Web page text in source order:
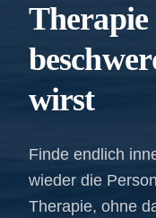
Therapie
wirst
Finde endlich
wieder die
Therapie, ohne